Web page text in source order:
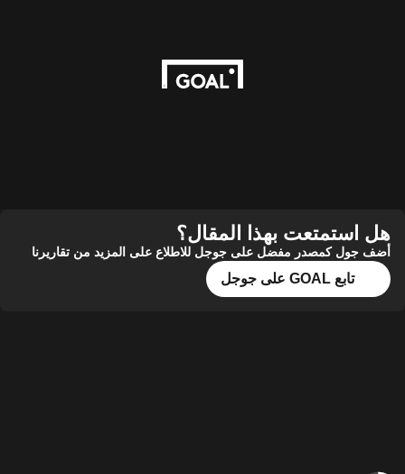
هل استمتعت بهذا المقال؟
أضف جول كمصدر مفضل على جوجل للاطلاع على المزيد من تقاريرنا
تابع GOAL على جوجل